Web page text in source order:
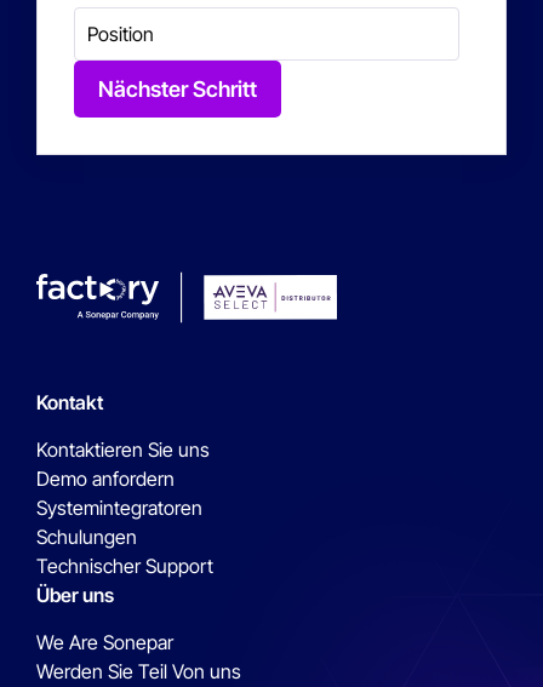
Nächster Schritt
Kontakt
Kontaktieren Sie uns
Demo anfordern
Systemintegratoren
Schulungen
Technischer Support
Über uns
We Are Sonepar
Werden Sie Teil Von uns